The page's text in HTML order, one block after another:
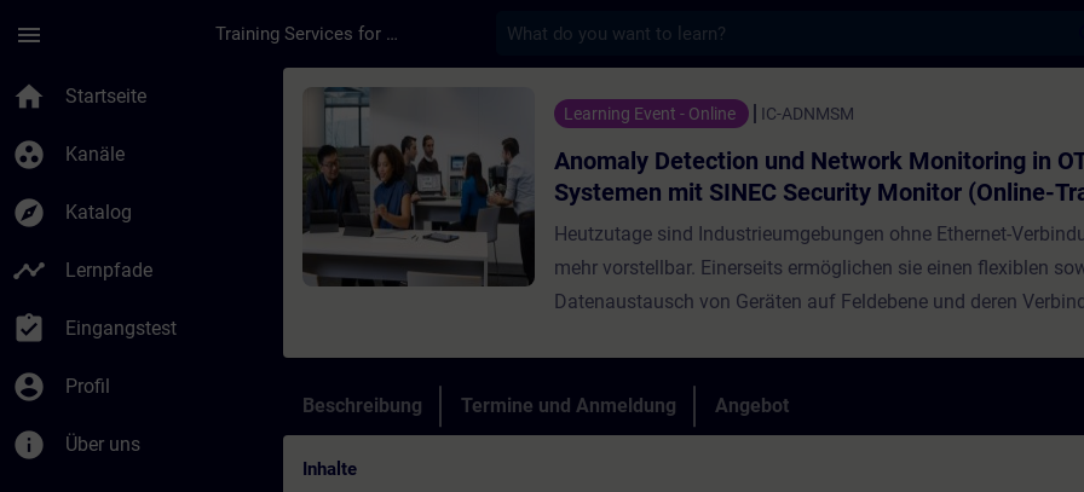
menu Training Services for Digital Industries
home Startseite
group_work Kanäle
explore Katalog
timeline Lernpfade
assignment_turned_in Eingangstest
account_circle Profil
info Über uns
Kurs - Anomaly Detection und Network Monitoring in OT-
Learning Event - Online IC-ADNMSM
Anomaly Detection und Network Monitoring in
Systemen mit SINEC Security Monitor (Online-
Heutzutage sind Industrieumgebungen ohne Ethernet-
mehr vorstellbar. Einerseits ermöglichen sie einen flexiblen
Datenaustausch von Geräten auf Feldebene und deren
Daher wird von industriellen Netzwerken ein hohes Maß an
und Schutz der Daten gefordert, um mögliche Ausfallzeiten in
Beschreibung Termine und Anmeldung Angebot
Inhalte